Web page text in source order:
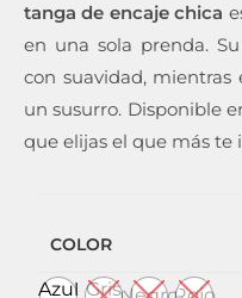
tanga de encaje chica
en una sola prenda.
con suavidad, mientras
un susurro. Disponible
que elijas el que más te
COLOR
Azul Gris